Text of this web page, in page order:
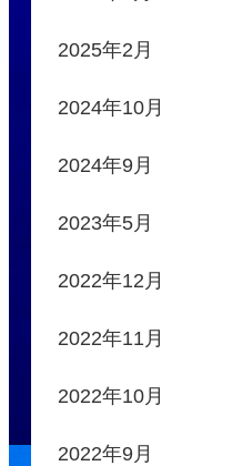
2025年2月
2024年10月
2024年9月
2023年5月
2022年12月
2022年11月
2022年10月
2022年9月